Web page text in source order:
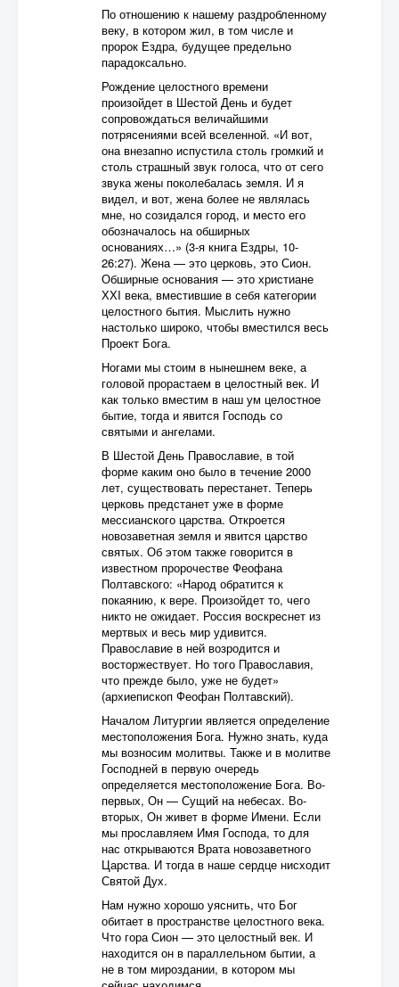
По отношению к нашему раздробленному
веку, в котором жил, в том числе и
пророк Ездра, будущее предельно
парадоксально.
Рождение целостного времени
произойдет в Шестой День и будет
сопровождаться величайшими
потрясениями всей вселенной. «И вот,
она внезапно испустила столь громкий и
столь страшный звук голоса, что от сего
звука жены поколебалась земля. И я
видел, и вот, жена более не являлась
мне, но созидался город, и место его
обозначалось на обширных
основаниях…» (3-я книга Ездры, 10-
26:27). Жена — это церковь, это Сион.
Обширные основания — это христиане
ХХI века, вместившие в себя категории
целостного бытия. Мыслить нужно
настолько широко, чтобы вместился весь
Проект Бога.
Ногами мы стоим в нынешнем веке, а
головой прорастаем в целостный век. И
как только вместим в наш ум целостное
бытие, тогда и явится Господь со
святыми и ангелами.
В Шестой День Православие, в той
форме каким оно было в течение 2000
лет, существовать перестанет. Теперь
церковь предстанет уже в форме
мессианского царства. Откроется
новозаветная земля и явится царство
святых. Об этом также говорится в
известном пророчестве Феофана
Полтавского: «Народ обратится к
покаянию, к вере. Произойдет то, чего
никто не ожидает. Россия воскреснет из
мертвых и весь мир удивится.
Православие в ней возродится и
восторжествует. Но того Православия,
что прежде было, уже не будет»
(архиепископ Феофан Полтавский).
Началом Литургии является определение
местоположения Бога. Нужно знать, куда
мы возносим молитвы. Также и в молитве
Господней в первую очередь
определяется местоположение Бога. Во-
первых, Он — Сущий на небесах. Во-
вторых, Он живет в форме Имени. Если
мы прославляем Имя Господа, то для
нас открываются Врата новозаветного
Царства. И тогда в наше сердце нисходит
Святой Дух.
Нам нужно хорошо уяснить, что Бог
обитает в пространстве целостного века.
Что гора Сион — это целостный век. И
находится он в параллельном бытии, а
не в том мироздании, в котором мы